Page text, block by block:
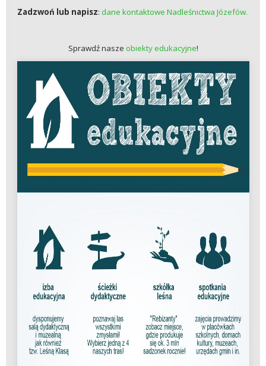
Zadzwoń lub napisz: dane kontaktowe Nadleśnictwa Józefów.
Sprawdź nasze obiekty edukacyjne!